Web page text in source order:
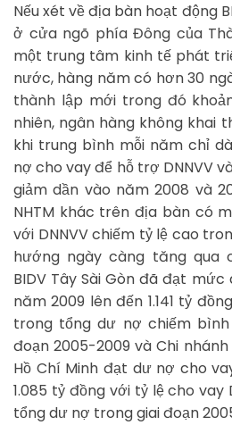
Nếu xét về địa bàn hoạt động
ở cửa ngõ phía Đông của
một trung tâm kinh tế phát
nước, hàng năm có hơn 30
thành lập mới trong đó
nhiên, ngân hàng không khai
khi trung bình mỗi năm chỉ
nợ cho vay để hỗ trợ DNNVV
giảm dần vào năm 2008 và
NHTM khác trên địa bàn có
với DNNVV chiếm tỷ lệ cao
hướng ngày càng tăng qua
BIDV Tây Sài Gòn đã đạt
năm 2009 lên đến 1.141 tỷ
trong tổng dư nợ chiếm
đoạn 2005-2009 và Chi nhánh
Hồ Chí Minh đạt dư nợ cho
1.085 tỷ đồng với tỷ lệ cho vay
tổng dư nợ trong giai đoạn